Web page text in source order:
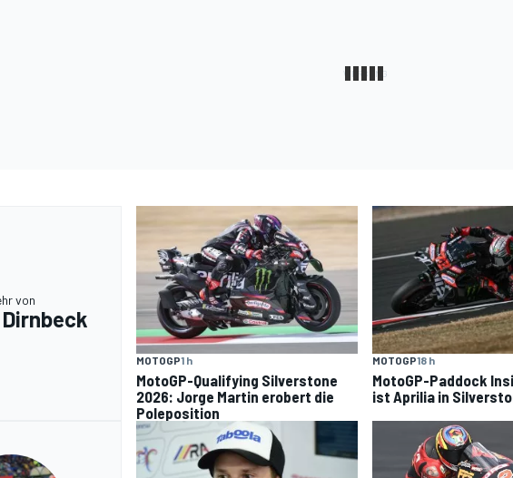
von
MOTOGP1 h
MotoGP-Qualifying Silverstone
2026: Jorge Martin erobert die
Poleposition
MOTOGP18 h
MotoGP-Paddock
ist Aprilia in